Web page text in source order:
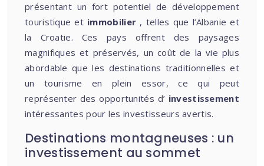
présentant un fort potentiel de développement
touristique et immobilier , telles que l’Albanie et
la Croatie. Ces pays offrent des paysages
magnifiques et préservés, un coût de la vie plus
abordable que les destinations traditionnelles et
un tourisme en plein essor, ce qui peut
représenter des opportunités d’ investissement
intéressantes pour les investisseurs avertis.
Destinations montagneuses : un
investissement au sommet